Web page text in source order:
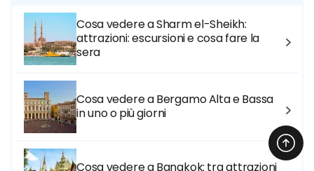
Cosa vedere a Sharm el-Sheikh:
attrazioni: escursioni e cosa fare la
sera
Cosa vedere a Bergamo Alta e Bassa
in uno o più giorni
Cosa vedere a Bangkok: tra attrazioni